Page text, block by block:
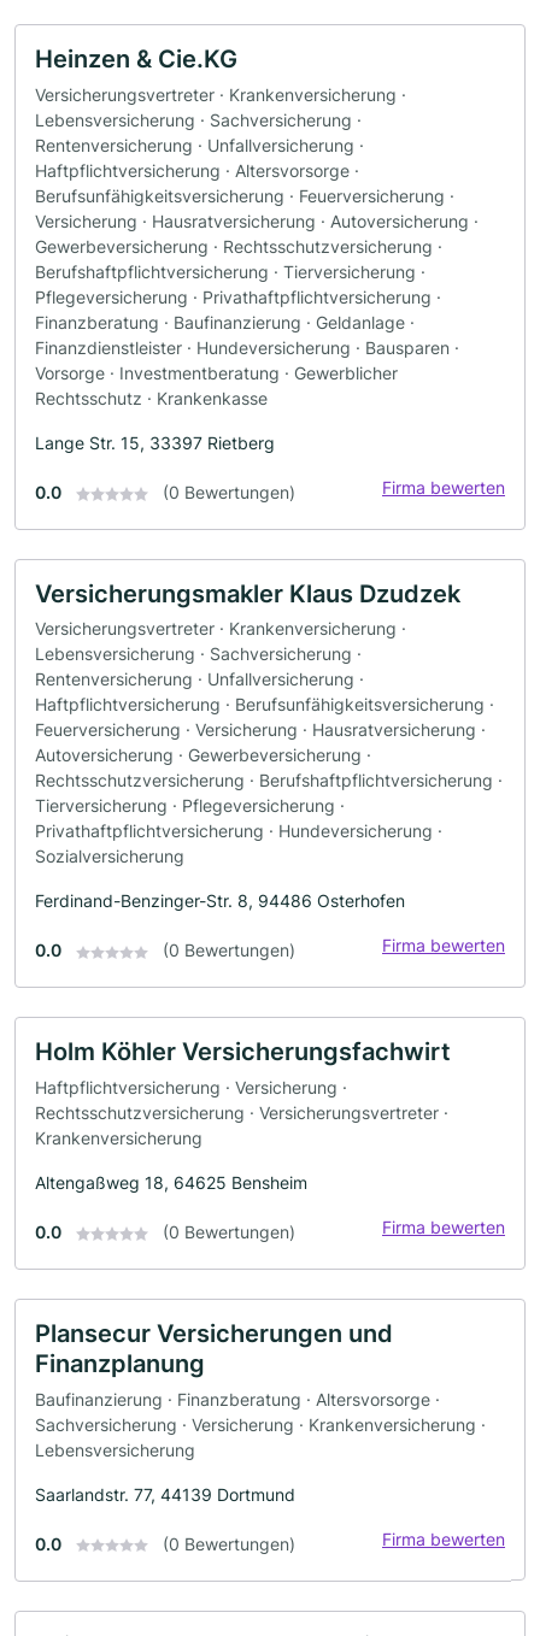
Heinzen & Cie.KG
Versicherungsvertreter · Krankenversicherung ·
Lebensversicherung · Sachversicherung ·
Rentenversicherung · Unfallversicherung ·
Haftpflichtversicherung · Altersvorsorge ·
Berufsunfähigkeitsversicherung · Feuerversicherung ·
Versicherung · Hausratversicherung · Autoversicherung ·
Gewerbeversicherung · Rechtsschutzversicherung ·
Berufshaftpflichtversicherung · Tierversicherung ·
Pflegeversicherung · Privathaftpflichtversicherung ·
Finanzberatung · Baufinanzierung · Geldanlage ·
Finanzdienstleister · Hundeversicherung · Bausparen ·
Vorsorge · Investmentberatung · Gewerblicher
Rechtsschutz · Krankenkasse
Lange Str. 15, 33397 Rietberg
0.0 (0 Bewertungen) Firma bewerten
Versicherungsmakler Klaus Dzudzek
Versicherungsvertreter · Krankenversicherung ·
Lebensversicherung · Sachversicherung ·
Rentenversicherung · Unfallversicherung ·
Haftpflichtversicherung · Berufsunfähigkeitsversicherung ·
Feuerversicherung · Versicherung · Hausratversicherung ·
Autoversicherung · Gewerbeversicherung ·
Rechtsschutzversicherung · Berufshaftpflichtversicherung ·
Tierversicherung · Pflegeversicherung ·
Privathaftpflichtversicherung · Hundeversicherung ·
Sozialversicherung
Ferdinand-Benzinger-Str. 8, 94486 Osterhofen
0.0 (0 Bewertungen) Firma bewerten
Holm Köhler Versicherungsfachwirt
Haftpflichtversicherung · Versicherung ·
Rechtsschutzversicherung · Versicherungsvertreter ·
Krankenversicherung
Altengaßweg 18, 64625 Bensheim
0.0 (0 Bewertungen) Firma bewerten
Plansecur Versicherungen und
Finanzplanung
Baufinanzierung · Finanzberatung · Altersvorsorge ·
Sachversicherung · Versicherung · Krankenversicherung ·
Lebensversicherung
Saarlandstr. 77, 44139 Dortmund
0.0 (0 Bewertungen) Firma bewerten